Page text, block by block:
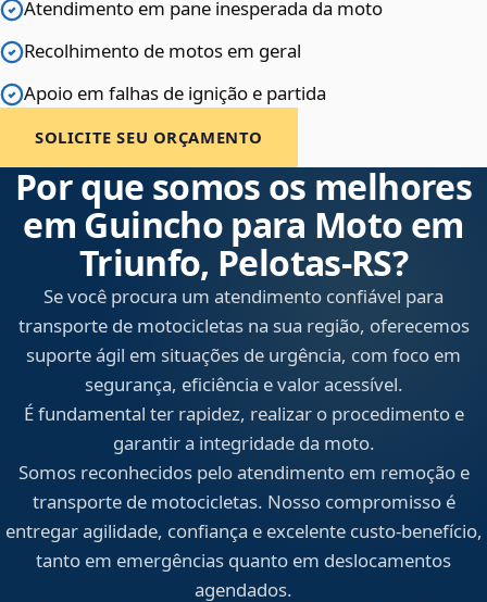
Atendimento em pane inesperada da moto
Recolhimento de motos em geral
Apoio em falhas de ignição e partida
SOLICITE SEU ORÇAMENTO
Por que somos os melhores
em Guincho para Moto em
Triunfo, Pelotas‑RS?
Se você procura um atendimento confiável para
transporte de motocicletas na sua região, oferecemos
suporte ágil em situações de urgência, com foco em
segurança, eficiência e valor acessível.
É fundamental ter rapidez, realizar o procedimento e
garantir a integridade da moto.
Somos reconhecidos pelo atendimento em remoção e
transporte de motocicletas. Nosso compromisso é
entregar agilidade, confiança e excelente custo-benefício,
tanto em emergências quanto em deslocamentos
agendados.